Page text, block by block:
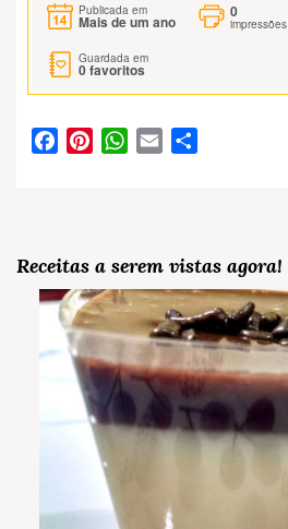
Publicada em
Mais de um ano
0
impressões
Guardada em
0favoritos
FacebookPinterestWhatsApp
Email
Receitas a serem vistas agora!